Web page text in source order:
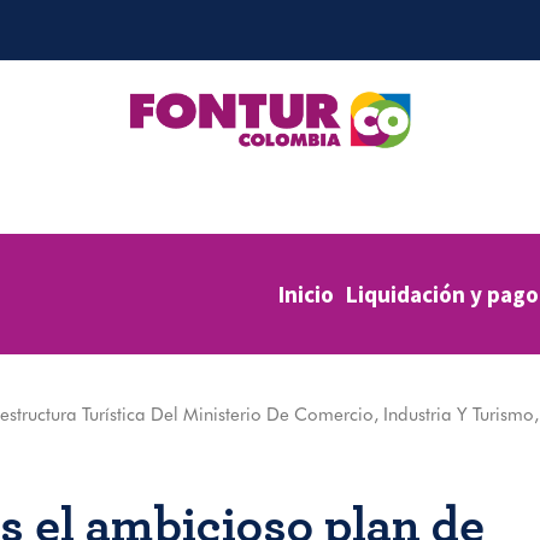
Inicio Liquidación y
Turística Del Ministerio De Comercio, Industria Y
el ambicioso plan de